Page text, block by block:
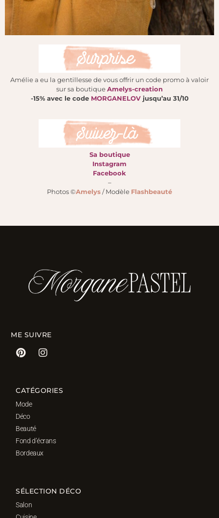
Amélie a eu la gentillesse de vous offrir un code promo à valoir
sur sa boutiqueAmelys-creation
-15% avec le code MORGANELOV jusqu’au 31/10
Sa boutique
Instagram
Facebook
–
Photos ©Amelys/ Modèle Flashbeauté
ME SUIVRE
CATÉGORIES
Mode
Déco
Beauté
Fond d’écrans
Bordeaux
SÉLECTION DÉCO
Salon